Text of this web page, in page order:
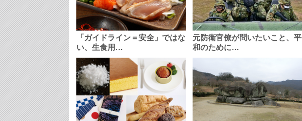
「ガイドライン＝安全」ではな
い、生食用…
元防衛官僚が問いたいこと、平
和のために…